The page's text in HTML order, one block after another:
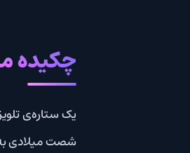
چکیده ماجرا
یک ستاره‌ی تلویزیون
شصت میلادی به شهرت و